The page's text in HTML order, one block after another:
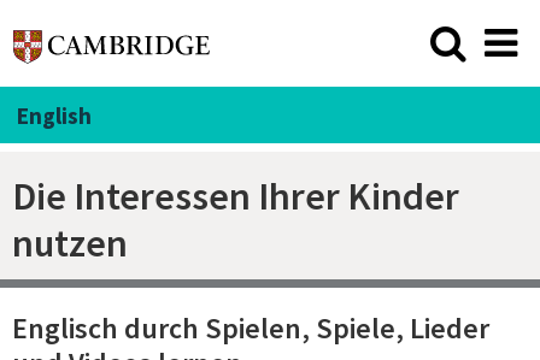
English
Die Interessen Ihrer Kinder
nutzen
Englisch durch Spielen, Spiele, Lieder